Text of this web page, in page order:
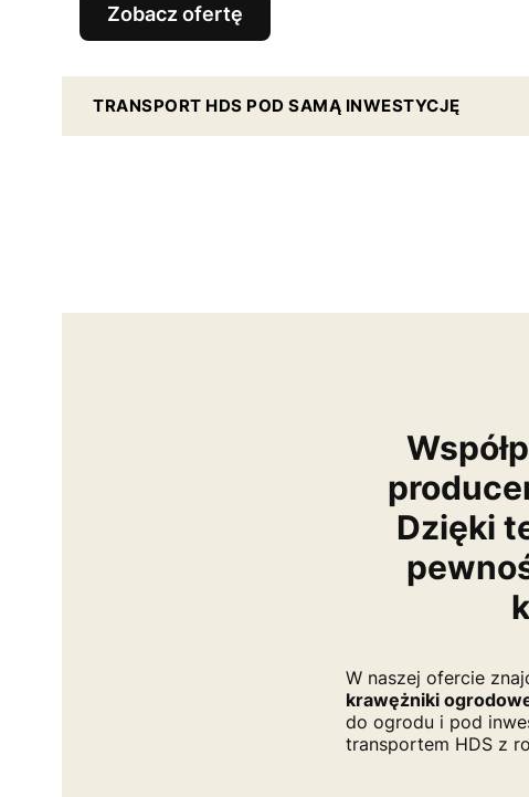
Zobacz ofertę
TRANSPORT HDS POD SAMĄ INWESTYCJĘ
Dzięki
W naszej ofercie
krawężniki
do ogrodu i pod
transportem HDS z